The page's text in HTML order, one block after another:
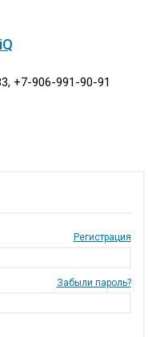
+7-906-991-90-91
Регистрация
Забыли пароль?